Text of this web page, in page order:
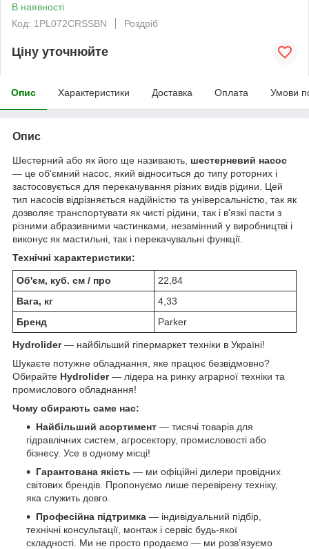
В наявності
Код: 1PL072CRSSBN
Роздріб
Ціну уточнюйте
Опис Характеристики Доставка Оплата Умови
Опис
Шестерний або як його ще називають, шестерневий насос
— це об'ємний насос, який відноситься до типу роторних і
застосовується для перекачування різних видів рідини. Цей
тип насосів відрізняється надійністю та універсальністю, так як
дозволяє транспортувати як чисті рідини, так і в'язкі пасти з
різними абразивними частинками, незамінний у виробництві і
виконує як мастильні, так і перекачувальні функції.
Технічні характеристики:
Об'єм, куб. см / про
22,84
Вага, кг
4,33
Бренд
Parker
Hydrolider— найбільший гіпермаркет техніки в Україні!
Шукаєте потужне обладнання, яке працює безвідмовно?
Обирайте Hydrolider— лідера на ринку аграрної техніки та
промислового обладнання!
Чому обирають саме нас:
Найбільший асортимент — тисячі товарів для
гідравлічних систем, агросектору, промисловості або
бізнесу. Усе в одному місці!
Гарантована якість — ми офіційні дилери провідних
світових брендів. Пропонуємо лише перевірену техніку,
яка служить довго.
Професійна підтримка — індивідуальний підбір,
технічні консультації, монтаж і сервіс будь-якої
складності. Ми не просто продаємо — ми розв’язуємо